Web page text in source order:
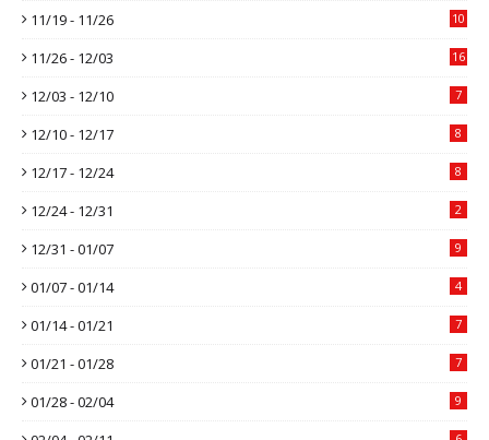
11/19 - 11/26 10
11/26 - 12/03 16
12/03 - 12/10 7
12/10 - 12/17 8
12/17 - 12/24 8
12/24 - 12/31 2
12/31 - 01/07 9
01/07 - 01/14 4
01/14 - 01/21 7
01/21 - 01/28 7
01/28 - 02/04 9